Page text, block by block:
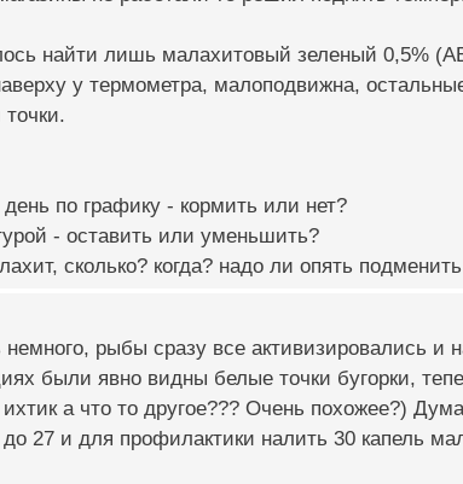
найти лишь малахитовый зеленый 0,5%
у термометра, малоподвижна,
по графику - кормить или нет?
- оставить или уменьшить?
сколько? когда? надо ли опять
рыбы сразу все активизировались и
были явно видны белые точки бугорки,
а что то другое??? Очень похожее?)
27 и для профилактики налить 30 капель